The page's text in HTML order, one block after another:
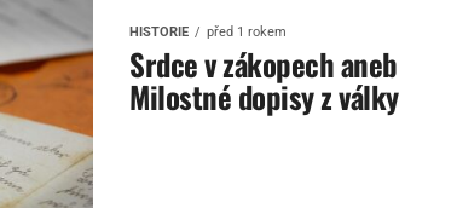
HISTORIE před 1 rokem
Srdce v zákopech aneb
Milostné dopisy z války